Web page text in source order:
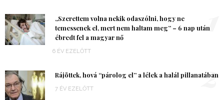
„Szerettem volna nekik odaszólni, hogy ne
temessenek el, mert nem haltam meg” – 6 nap után
ébredt fel a magyar nő
6 ÉV EZELŐTT
1
Rájöttek, hová “párolog el” a lélek a halál pillanatában
7 ÉV EZELŐTT 2